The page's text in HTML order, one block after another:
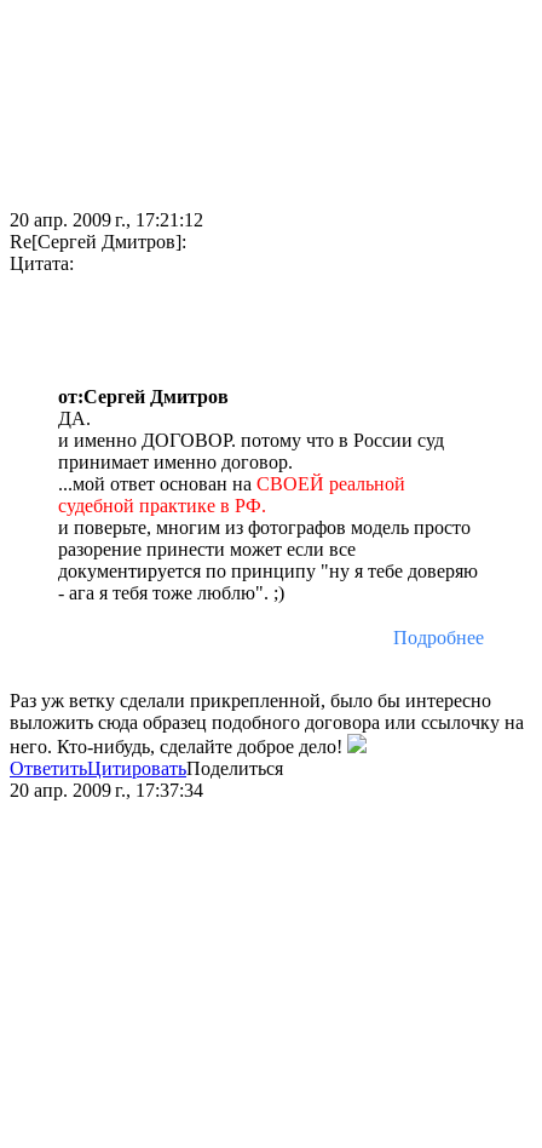
20 апр. 2009 г., 17:21:12
Re[Сергей Дмитров]:
Цитата:
от:Сергей Дмитров
ДА.
и именно ДОГОВОР. потому что в России суд
принимает именно договор.
...мой ответ основан на СВОЕЙ реальной
судебной практике в РФ.
и поверьте, многим из фотографов модель просто
разорение принести может если все
документируется по принципу "ну я тебе доверяю
- ага я тебя тоже люблю". ;)
Подробнее
Раз уж ветку сделали прикрепленной, было бы интересно
выложить сюда образец подобного договора или ссылочку на
него. Кто-нибудь, сделайте доброе дело!
ОтветитьЦитироватьПоделиться
20 апр. 2009 г., 17:37:34